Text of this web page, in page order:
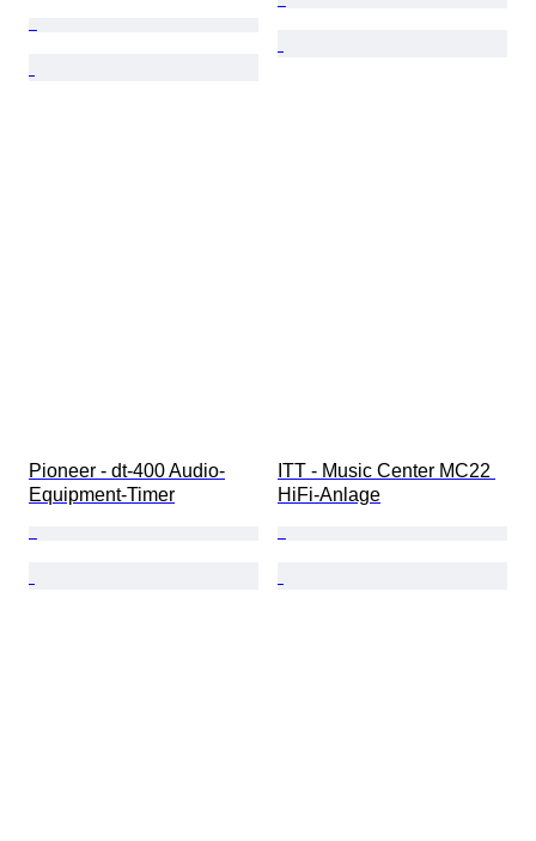
Pioneer - dt-400 Audio-
Equipment-Timer
ITT - Music Center MC22
HiFi-Anlage